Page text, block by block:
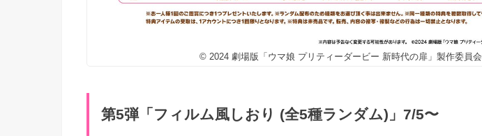
© 2024 劇場版「ウマ娘 プリティーダービー 新時代の扉」製作委員会
第5弾「フィルム風しおり (全5種ランダム)」7/5〜